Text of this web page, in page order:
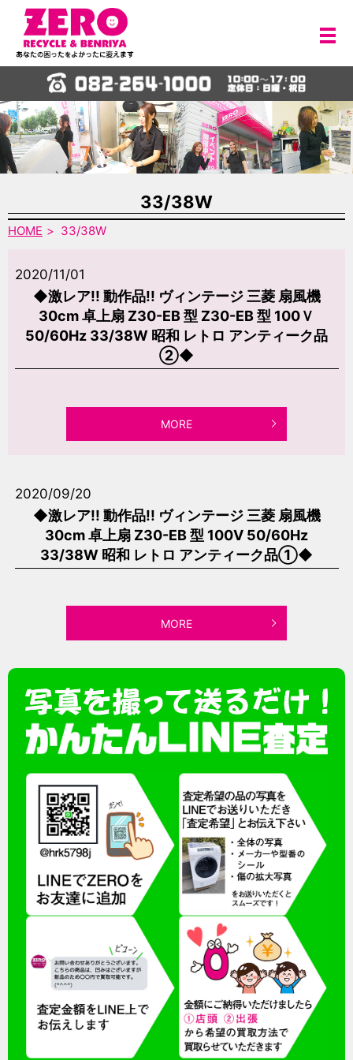
メ
33/38W
HOME 33/38W
2020/11/01
◆激レア!! 動作品!! ヴィンテージ 三菱 扇風機
30cm 卓上扇 Z30-EB 型 Z30-EB 型 100Ｖ
50/60Hz 33/38W 昭和 レトロ アンティーク品
②◆
MORE
2020/09/20
◆激レア!! 動作品!! ヴィンテージ 三菱 扇風機
30cm 卓上扇 Z30-EB 型 100V 50/60Hz
33/38W 昭和 レトロ アンティーク品①◆
MORE